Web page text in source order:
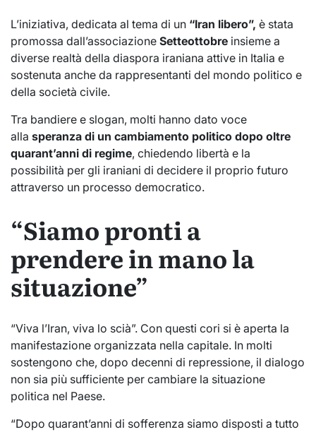
L’iniziativa, dedicata al tema di un “Iran libero”, è stata
promossa dall’associazione Setteottobre insieme a
diverse realtà della diaspora iraniana attive in Italia e
sostenuta anche da rappresentanti del mondo politico e
della società civile.
Tra bandiere e slogan, molti hanno dato voce
alla speranza di un cambiamento politico dopo oltre
quarant’anni di regime, chiedendo libertà e la
possibilità per gli iraniani di decidere il proprio futuro
attraverso un processo democratico.
“Siamo pronti a
prendere in mano la
situazione”
“Viva l’Iran, viva lo scià”. Con questi cori si è aperta la
manifestazione organizzata nella capitale. In molti
sostengono che, dopo decenni di repressione, il dialogo
non sia più sufficiente per cambiare la situazione
politica nel Paese.
“Dopo quarant’anni di sofferenza siamo disposti a tutto